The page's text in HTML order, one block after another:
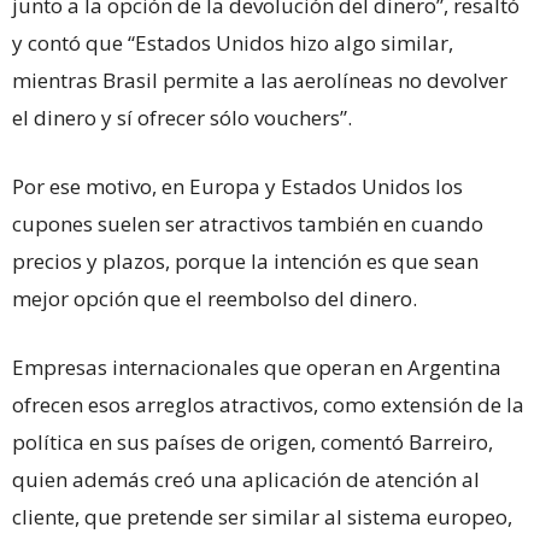
junto a la opción de la devolución del dinero”, resaltó
y contó que “Estados Unidos hizo algo similar,
mientras Brasil permite a las aerolíneas no devolver
el dinero y sí ofrecer sólo vouchers”.
Por ese motivo, en Europa y Estados Unidos los
cupones suelen ser atractivos también en cuando
precios y plazos, porque la intención es que sean
mejor opción que el reembolso del dinero.
Empresas internacionales que operan en Argentina
ofrecen esos arreglos atractivos, como extensión de la
política en sus países de origen, comentó Barreiro,
quien además creó una aplicación de atención al
cliente, que pretende ser similar al sistema europeo,